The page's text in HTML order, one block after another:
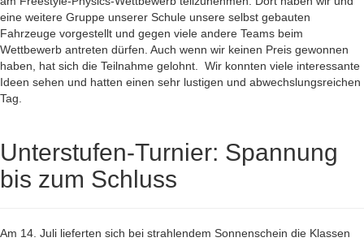
eine weitere Gruppe unserer Schule unsere selbst gebauten
Fahrzeuge vorgestellt und gegen viele andere Teams beim
Wettbewerb antreten dürfen. Auch wenn wir keinen Preis gewonnen
haben, hat sich die Teilnahme gelohnt. Wir konnten viele interessante
Ideen sehen und hatten einen sehr lustigen und abwechslungsreichen
Tag.
Unterstufen-Turnier: Spannung
bis zum Schluss
Am 14. Juli lieferten sich bei strahlendem Sonnenschein die Klassen